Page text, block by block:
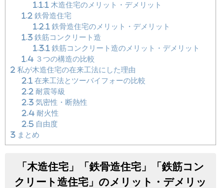
1.1.1 木造住宅のメリット・デメリット
1.2 鉄骨造住宅
1.2.1 鉄骨造住宅のメリット・デメリット
1.3鉄筋コンクリート造
1.3.1 鉄筋コンクリート造のメリット・デメリット
1.4３つの構造の比較
2 私が木造住宅の在来工法にした理由
2.1 在来工法とツーバイフォーの比較
2.2 耐震等級
2.3気密性・断熱性
2.4耐火性
2.5自由度
3 まとめ
「木造住宅」「鉄骨造住宅」「鉄筋コン
クリート造住宅」のメリット・デメリッ